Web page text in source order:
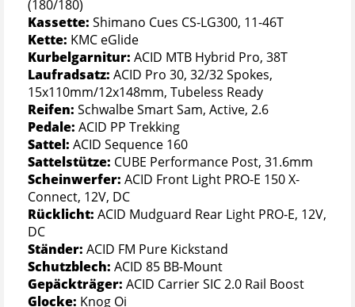
(180/180)
Kassette: Shimano Cues CS-LG300, 11-46T
Kette: KMC eGlide
Kurbelgarnitur: ACID MTB Hybrid Pro, 38T
Laufradsatz: ACID Pro 30, 32/32 Spokes,
15x110mm/12x148mm, Tubeless Ready
Reifen: Schwalbe Smart Sam, Active, 2.6
Pedale: ACID PP Trekking
Sattel: ACID Sequence 160
Sattelstütze: CUBE Performance Post, 31.6mm
Scheinwerfer: ACID Front Light PRO-E 150 X-
Connect, 12V, DC
Rücklicht: ACID Mudguard Rear Light PRO-E, 12V,
DC
Ständer: ACID FM Pure Kickstand
Schutzblech: ACID 85 BB-Mount
Gepäckträger: ACID Carrier SIC 2.0 Rail Boost
Glocke: Knog Oi